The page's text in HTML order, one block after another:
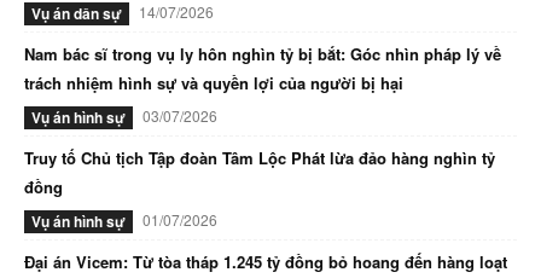
Vụ án dân sự 14/07/2026
Nam bác sĩ trong vụ ly hôn nghìn tỷ bị bắt: Góc nhìn pháp lý về
trách nhiệm hình sự và quyền lợi của người bị hại
Vụ án hình sự 03/07/2026
Truy tố Chủ tịch Tập đoàn Tâm Lộc Phát lừa đảo hàng nghìn tỷ
đồng
Vụ án hình sự 01/07/2026
Đại án Vicem: Từ tòa tháp 1.245 tỷ đồng bỏ hoang đến hàng loạt